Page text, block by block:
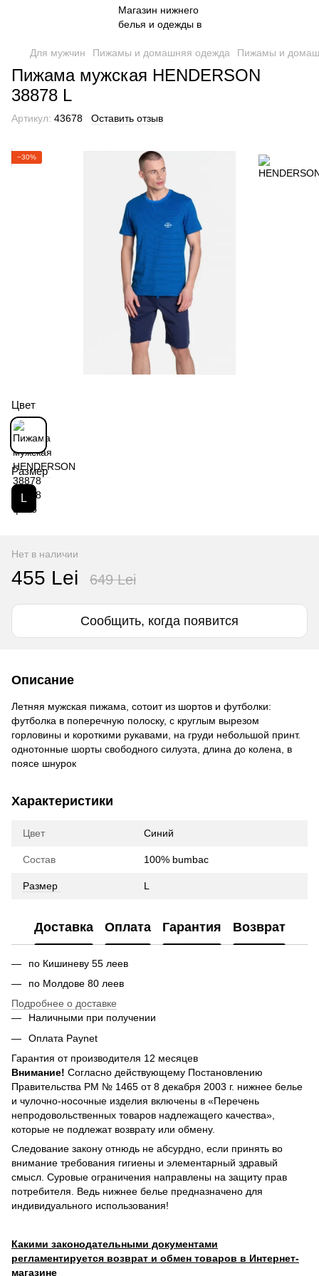
Для мужчин Пижамы и домашняя одежда Пижамы и
Пижама мужская HENDERSON
38878 L
Артикул: 43678 Оставить отзыв
−30%
Цвет
Размер
L
Нет в наличии
455 Lei 649 Lei
Сообщить, когда появится
Описание
Летняя мужская пижама, сотоит из шортов и футболки:
футболка в поперечную полоску, с круглым вырезом
горловины и короткими рукавами, на груди небольшой принт.
однотонные шорты свободного силуэта, длина до колена, в
поясе шнурок
Характеристики
Цвет Синий
Состав 100% bumbac
Размер L
Доставка Оплата Гарантия Возврат
по Кишиневу 55 леев
по Молдове 80 леев
Подробнее о доставке
Наличными при получении
Оплата Paynet
Гарантия от производителя 12 месяцев
Внимание! Согласно действующему Постановлению
Правительства РМ № 1465 от 8 декабря 2003 г. нижнее белье
и чулочно-носочные изделия включены в «Перечень
непродовольственных товаров надлежащего качества»,
которые не подлежат возврату или обмену.
Следование закону отнюдь не абсурдно, если принять во
внимание требования гигиены и элементарный здравый
смысл. Суровые ограничения направлены на защиту прав
потребителя. Ведь нижнее белье предназначено для
индивидуального использования!
Какими законодательными документами
регламентируется возврат и обмен товаров в Интернет-
магазине